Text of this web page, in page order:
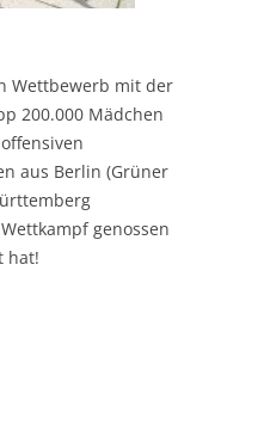
Wettbewerb mit der
200.000 Mädchen
aus Berlin (Grüner
genossen
hat!